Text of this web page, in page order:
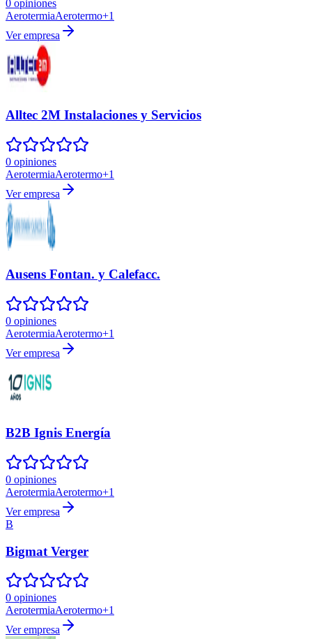
0 opiniones
AerotermiaAerotermo+1
Ver empresa
Alltec 2M Instalaciones y Servicios
0 opiniones
AerotermiaAerotermo+1
Ver empresa
Ausens Fontan. y Calefacc.
0 opiniones
AerotermiaAerotermo+1
Ver empresa
B2B Ignis Energía
0 opiniones
AerotermiaAerotermo+1
Ver empresa
B
Bigmat Verger
0 opiniones
AerotermiaAerotermo+1
Ver empresa